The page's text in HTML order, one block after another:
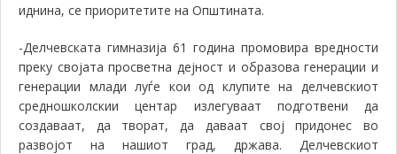
иднина, се приоритетите на Општината.
-Делчевската гимназија 61 година промовира вредности
преку својата просветна дејност и образова генерации и
генерации млади луѓе кои од клупите на делчевскиот
средношколскии центар излегуваат подготвени да
создаваат, да творат, да даваат свој придонес во
развојот на нашиот град, држава. Делчевскиот